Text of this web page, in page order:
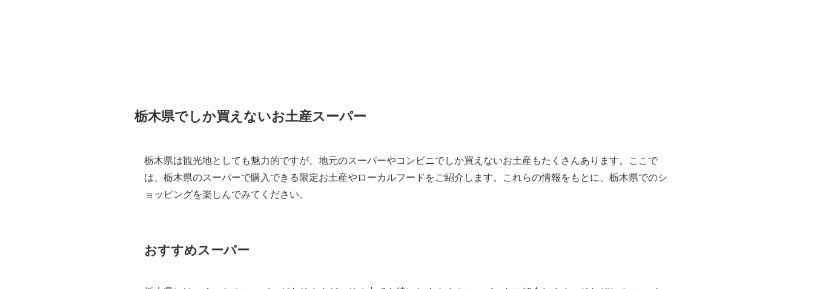
栃木県でしか買えないお土産スーパー
栃木県は観光地としても魅力的ですが、地元のスーパーやコンビニでしか買えないお土産もたくさんあります。ここで
は、栃木県のスーパーで購入できる限定お土産やローカルフードをご紹介します。これらの情報をもとに、栃木県でのシ
ョッピングを楽しんでみてください。
おすすめスーパー